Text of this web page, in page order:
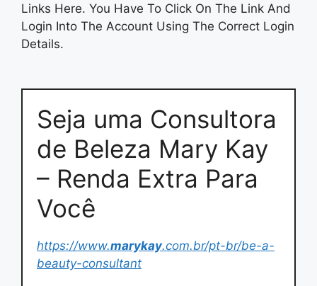
Links Here. You Have To Click On The Link And
Login Into The Account Using The Correct Login
Details.
Seja uma Consultora
de Beleza Mary Kay
– Renda Extra Para
Você
https://www.marykay.com.br/pt-br/be-a-
beauty-consultant